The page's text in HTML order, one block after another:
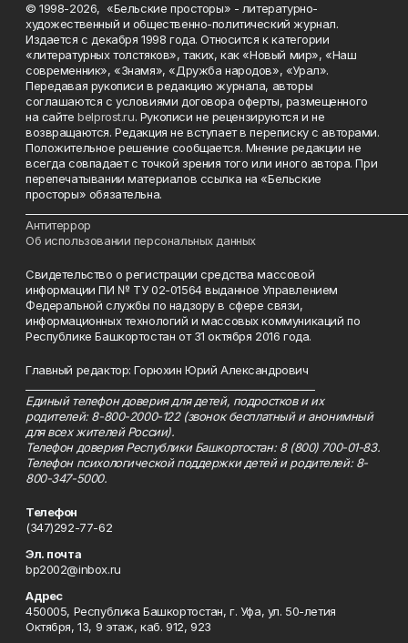
© 1998-2026, «Бельские просторы» - литературно-
художественный и общественно-политический журнал.
Издается с декабря 1998 года. Относится к категории
«литературных толстяков», таких, как «Новый мир», «Наш
современник», «Знамя», «Дружба народов», «Урал».
Передавая рукописи в редакцию журнала, авторы
соглашаются с условиями договора оферты, размещенного
на сайтеbelprost.ru. Рукописи не рецензируются и не
возвращаются. Редакция не вступает в переписку с авторами.
Положительное решение сообщается. Мнение редакции не
всегда совпадает с точкой зрения того или иного автора. При
перепечатывании материалов ссылка на «Бельские
просторы» обязательна.
Антитеррор
Об использовании персональных данных
Свидетельство о регистрации средства массовой
информации ПИ № ТУ 02-01564 выданное Управлением
Федеральной службы по надзору в сфере связи,
информационных технологий и массовых коммуникаций по
Республике Башкортостан от 31 октября 2016 года.
Главный редактор: Горюхин Юрий Александрович
Единый телефон доверия для детей, подростков и их
родителей: 8-800-2000-122 (звонок бесплатный и анонимный
для всех жителей России).
Телефон доверия Республики Башкортостан: 8 (800) 700-01-83.
Телефон психологической поддержки детей и родителей: 8-
800-347-5000.
Телефон
(347)292-77-62
Эл. почта
bp2002@inbox.ru
Адрес
450005, Республика Башкортостан, г. Уфа, ул. 50-летия
Октября, 13, 9 этаж, каб. 912, 923